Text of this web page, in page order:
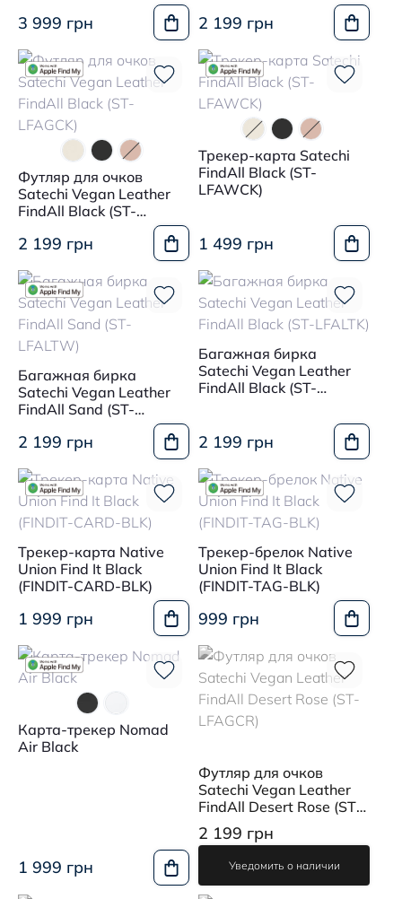
3 999 грн 2 199 грн
Футляр для очков
Satechi Vegan Leather
FindAll Black (ST-
2 199 грн
Трекер-карта Satechi
FindAll Black (ST-
LFAWCK)
1 499 грн
Багажная бирка
Satechi Vegan Leather
FindAll Sand (ST-
2 199 грн
Багажная бирка
Satechi Vegan Leather
FindAll Black (ST-
2 199 грн
Трекер-карта Native
Union Find It Black
(FINDIT-CARD-BLK)
1 999 грн
Трекер-брелок Native
Union Find It Black
(FINDIT-TAG-BLK)
999 грн
Карта-трекер Nomad
Air Black
1 999 грн
Футляр для очков
Satechi Vegan Leather
FindAll Desert Rose (ST-
LFAGCR)
2 199 грн
Уведомить о наличии